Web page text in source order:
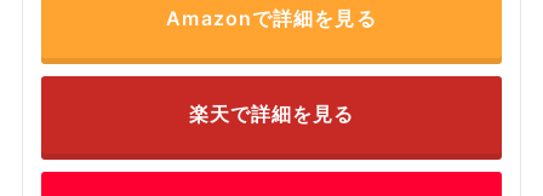
Amazonで詳細を見る
楽天で詳細を見る